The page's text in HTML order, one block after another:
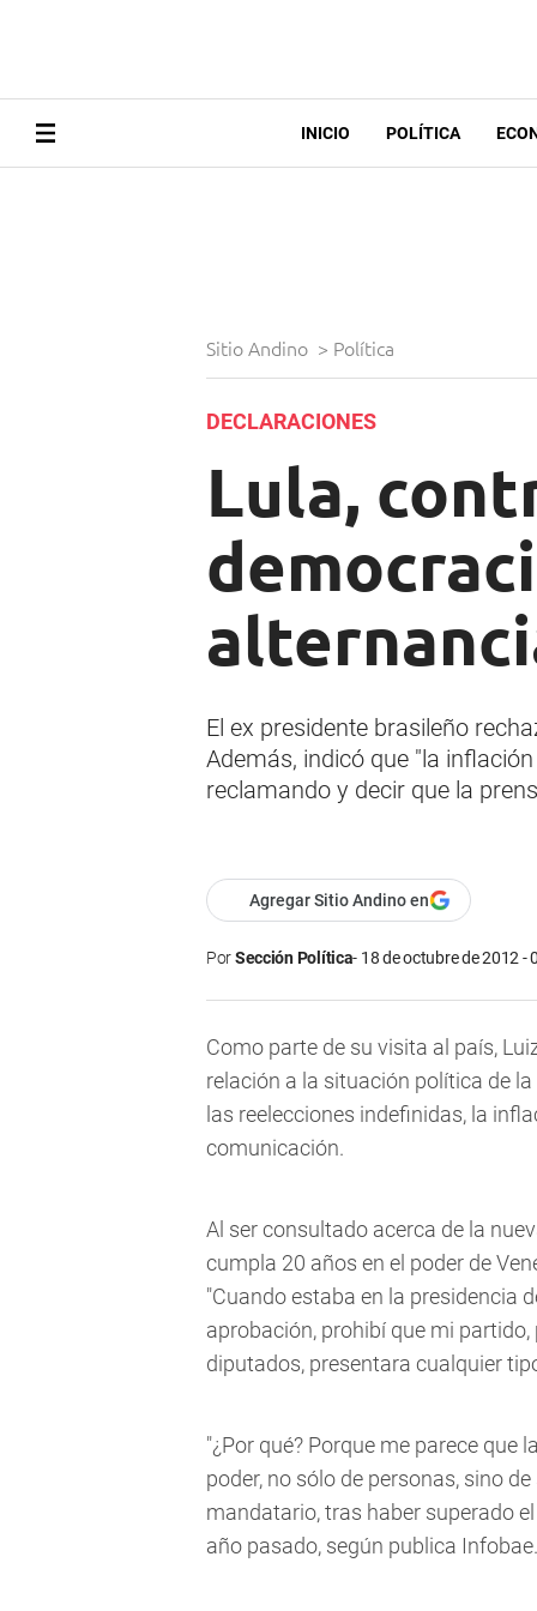
INICIO POLÍTICA
Sitio Andino > Política
DECLARACIONES
Lula,
El ex presidente brasileño
Además, indicó que "la
reclamando y decir que la
Agregar Sitio Andino en
PorSección Política 18 de octubre de 2012 -
Como parte de su visita al país,
relación a la situación política de
las reelecciones indefinidas, la
comunicación.
Al ser consultado acerca de la
cumpla 20 años en el poder de
"Cuando estaba en la presidencia
aprobación, prohibí que mi
diputados, presentara cualquier
"¿Por qué? Porque me parece que
poder, no sólo de personas, sino
mandatario, tras haber superado
año pasado, según publica Infobae.